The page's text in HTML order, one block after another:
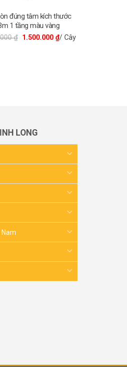
đúng tâm kích thước
1 tầng màu vàng
₫ 1.500.000 ₫/ Cây
LONG